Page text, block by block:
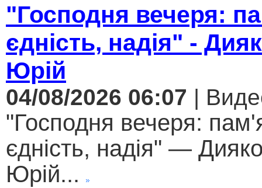
"Господня вечеря:
єдність, надія" -
Юрій
04/08/2026 06:07 |
"Господня вечеря:
єдність, надія" —
Юрій...